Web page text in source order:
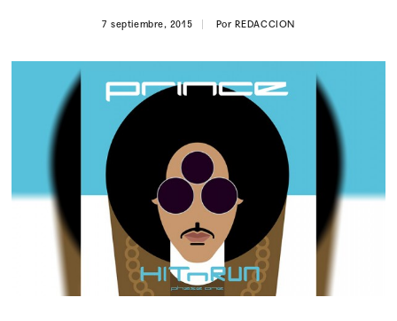
© 2015-2022 UMOMAG. PROPIEDAD DE UMO agency. TODOS LOS
DERECHOS RESERVADOS.
7 septiembre, 2015 Por REDACCION